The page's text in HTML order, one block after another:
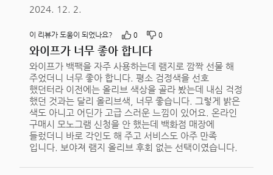
2024. 12. 2.
이 리뷰가 도움이 되었나요? 0 0
와이프가 너무 좋아 합니다
와이프가 백팩을 자주 사용하는데 램지로 깜짝 선물 해
주었더니 너무 좋아 합니다. 평소 검정색을 선호
했던터라 이전에는 올리브 색상을 골라 봤는데 내심 걱정
했던 것과는 달리 올리브색, 너무 좋습니다. 그렇게 밝은
색도 아니고 어딘가 고급 스러운 느낌이 있어요. 온라인
구매시 모노그램 신청을 안 했는데 백화점 매장에
들렀더니 바로 각인도 해 주고 서비스도 아주 만족
입니다. 보야져 램지 올리브 후회 없는 선택이였습니다.